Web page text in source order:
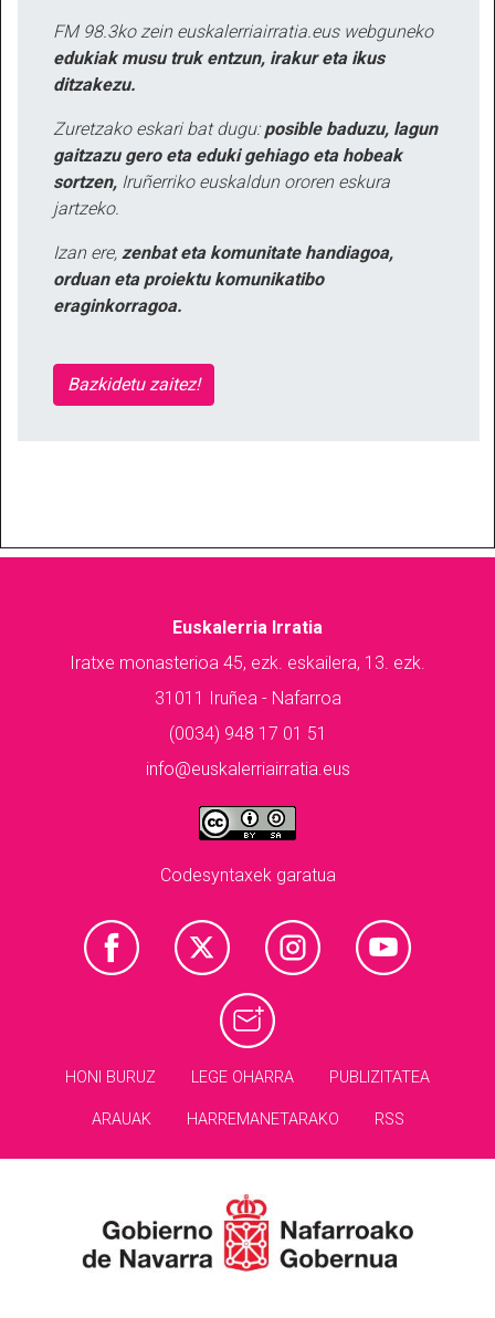
FM 98.3ko zein euskalerriairratia.eus webguneko
edukiak musu truk entzun, irakur eta ikus
ditzakezu.
Zuretzako eskari bat dugu: posible baduzu, lagun
gaitzazu gero eta eduki gehiago eta hobeak
sortzen, Iruñerriko euskaldun ororen eskura
jartzeko.
Izan ere, zenbat eta komunitate handiagoa,
orduan eta proiektu komunikatibo
eraginkorragoa.
Bazkidetu zaitez!
Euskalerria Irratia
Iratxe monasterioa 45, ezk. eskailera, 13. ezk.
31011 Iruñea - Nafarroa
(0034) 948 17 01 51
info@euskalerriairratia.eus
Codesyntaxek garatua
HONI BURUZ LEGE OHARRA PUBLIZITATEA
ARAUAK HARREMANETARAKO RSS